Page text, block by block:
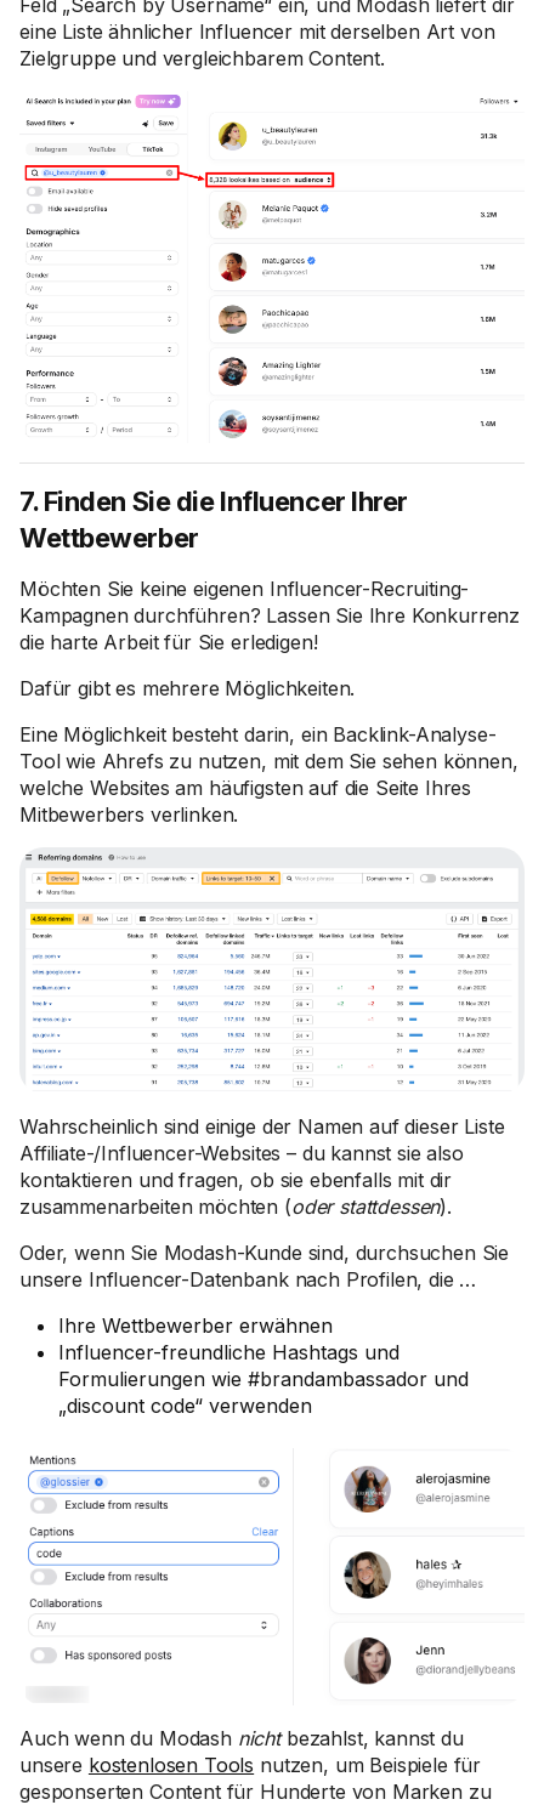
Feld „Search by Username“ ein, und Modash liefert dir
eine Liste ähnlicher Influencer mit derselben Art von
Zielgruppe und vergleichbarem Content.
7. Finden Sie die Influencer Ihrer
Wettbewerber
Möchten Sie keine eigenen Influencer-Recruiting-
Kampagnen durchführen? Lassen Sie Ihre Konkurrenz
die harte Arbeit für Sie erledigen!
Dafür gibt es mehrere Möglichkeiten.
Eine Möglichkeit besteht darin, ein Backlink-Analyse-
Tool wie Ahrefs zu nutzen, mit dem Sie sehen können,
welche Websites am häufigsten auf die Seite Ihres
Mitbewerbers verlinken.
Wahrscheinlich sind einige der Namen auf dieser Liste
Affiliate-/Influencer-Websites – du kannst sie also
kontaktieren und fragen, ob sie ebenfalls mit dir
zusammenarbeiten möchten (oder stattdessen).
Oder, wenn Sie Modash-Kunde sind, durchsuchen Sie
unsere Influencer-Datenbank nach Profilen, die …
Ihre Wettbewerber erwähnen
Influencer-freundliche Hashtags und
Formulierungen wie #brandambassador und
„discount code“ verwenden
Auch wenn du Modash nichtbezahlst, kannst du
unsere kostenlosen Tools nutzen, um Beispiele für
gesponserten Content für Hunderte von Marken zu